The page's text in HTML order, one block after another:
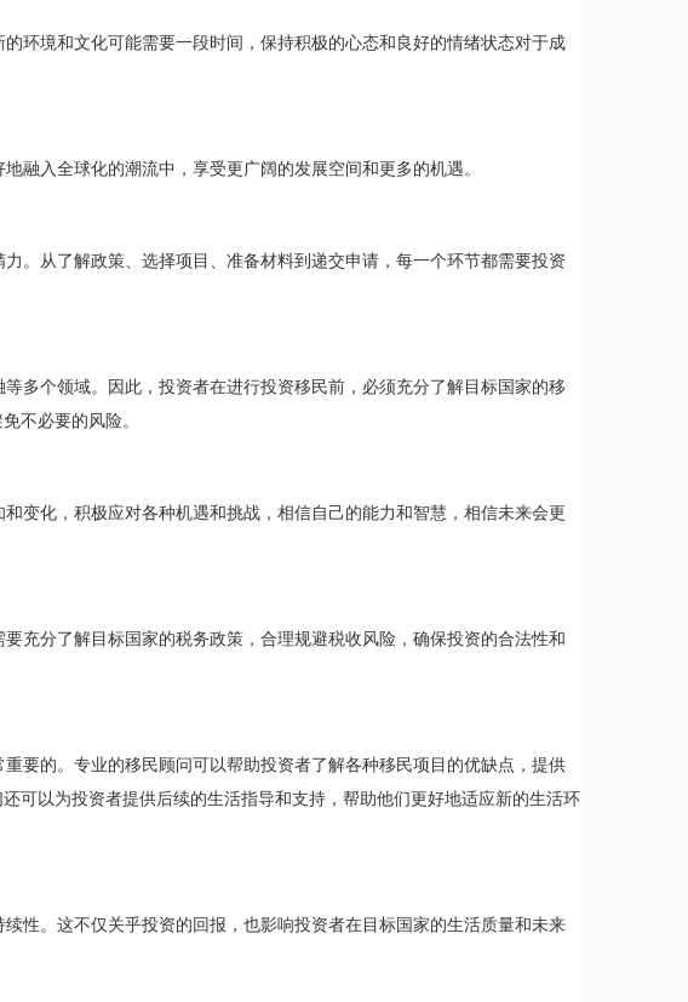
环境和文化可能需要一段时间，保持积极的心态和良好的情绪状态对于成
入全球化的潮流中，享受更广阔的发展空间和更多的机遇。
。从了解政策、选择项目、准备材料到递交申请，每一个环节都需要投资
多个领域。因此，投资者在进行投资移民前，必须充分了解目标国家的移
不必要的风险。
变化，积极应对各种机遇和挑战，相信自己的能力和智慧，相信未来会更
充分了解目标国家的税务政策，合理规避税收风险，确保投资的合法性和
要的。专业的移民顾问可以帮助投资者了解各种移民项目的优缺点，提供
可以为投资者提供后续的生活指导和支持，帮助他们更好地适应新的生活环
性。这不仅关乎投资的回报，也影响投资者在目标国家的生活质量和未来